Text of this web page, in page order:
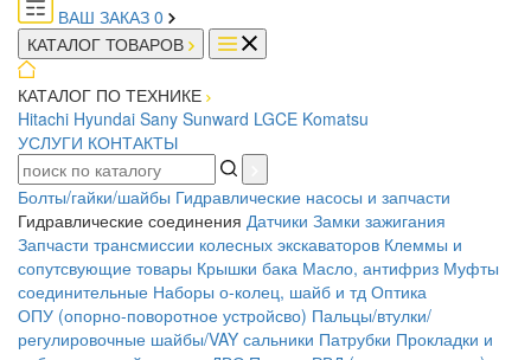
ВАШ ЗАКАЗ 0
КАТАЛОГ ТОВАРОВ
КАТАЛОГ ПО ТЕХНИКЕ
Hitachi Hyundai Sany Sunward LGCE Komatsu
УСЛУГИ КОНТАКТЫ
Болты/гайки/шайбы Гидравлические насосы и запчасти
Гидравлические соединения Датчики Замки зажигания
Запчасти трансмиссии колесных экскаваторов Клеммы и
сопутсвующие товары Крышки бака Масло, антифриз Муфты
соединительные Наборы о-колец, шайб и тд Оптика
ОПУ (опорно-поворотное устройсво) Пальцы/втулки/
регулировочные шайбы/VAY сальники Патрубки Прокладки и